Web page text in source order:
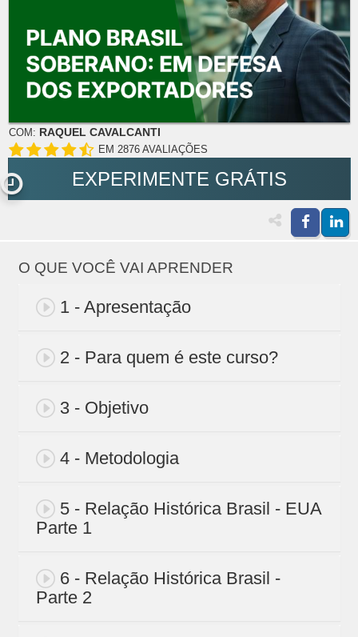
COM: RAQUEL CAVALCANTI
EM 2876 AVALIAÇÕES
EXPERIMENTE GRÁTIS
O QUE VOCÊ VAI APRENDER
1 - Apresentação
2 - Para quem é este curso?
3 - Objetivo
4 - Metodologia
5 - Relação Histórica Brasil - EUA
Parte 1
6 - Relação Histórica Brasil -
Parte 2